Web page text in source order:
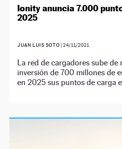
Ionity anuncia 7.000
2025
JUAN LUIS SOTO |24/11/2021
La red de cargadores sube de
inversión de 700 millones de
en 2025 sus puntos de carga